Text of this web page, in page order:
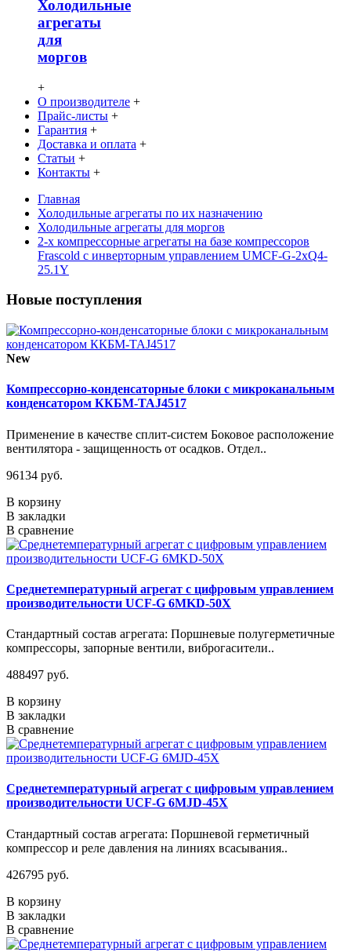
Холодильные
агрегаты
для
моргов
+
О производителе +
Прайс-листы +
Гарантия +
Доставка и оплата +
Статьи +
Контакты +
Главная
Холодильные агрегаты по их назначению
Холодильные агрегаты для моргов
2-х компрессорные агрегаты на базе компрессоров
Frascold с инверторным управлением UMCF-G-2xQ4-
25.1Y
Новые поступления
New
Компрессорно-конденсаторные блоки с микроканальным
конденсатором ККБМ-TAJ4517
Применение в качестве сплит-систем Боковое расположение
вентилятора - защищенность от осадков. Отдел..
96134 руб.
В корзину
В закладки
В сравнение
Среднетемпературный агрегат с цифровым управлением
производительности UCF-G 6MKD-50X
Стандартный состав агрегата: Поршневые полугерметичные
компрессоры, запорные вентили, виброгасители..
488497 руб.
В корзину
В закладки
В сравнение
Среднетемпературный агрегат с цифровым управлением
производительности UCF-G 6MJD-45X
Стандартный состав агрегата: Поршневой герметичный
компрессор и реле давления на линиях всасывания..
426795 руб.
В корзину
В закладки
В сравнение